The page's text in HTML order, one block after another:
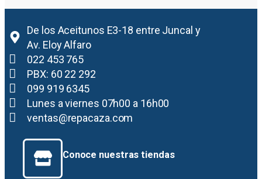
De los Aceitunos E3-18 entre Juncal y
Av. Eloy Alfaro
022 453 765
PBX: 60 22 292
099 919 6345
Lunes a viernes 07h00 a 16h00
ventas@repacaza.com
Conoce nuestras tiendas